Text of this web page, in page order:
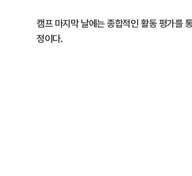
캠프 마지막 날에는 종합적인 활동 평가를
정이다.